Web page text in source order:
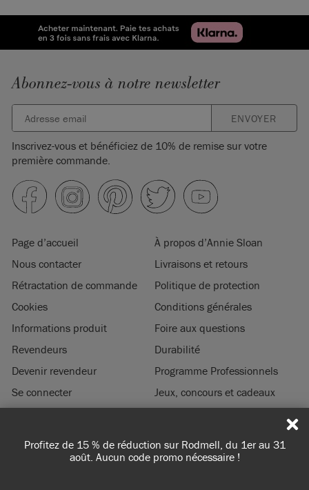
Profitez de 15 % de réduction sur Rodmell, du 1er au 31
août. Aucun code promo nécessaire !
Abonnez-vous à notre newsletter
ENVOYER
Inscrivez-vous et bénéficiez de 10% de remise sur votre
première commande.
Page d’accueil
À propos d’Annie Sloan
Nous contacter
Livraisons et retours
Rétractation de commande
Politique de protection
Cookies
Conditions générales
Informations produit
Foire aux questions
Revendeurs
Durabilité
Devenir revendeur
Programme Professionnels
Se connecter
Jeux, concours et cadeaux
© 2026 ANNIE SLOAN INTERIORS LTD. ‘CHALK PAINT’ est une marque de
commerce enregistrée de Annie Sloan Interiors Ltd. au US & CAN. ‘ANNIE